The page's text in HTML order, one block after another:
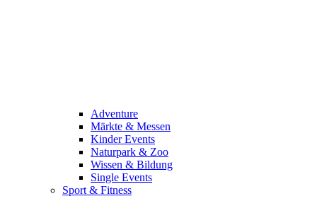
Adventure
Märkte & Messen
Kinder Events
Naturpark & Zoo
Wissen & Bildung
Single Events
Sport & Fitness